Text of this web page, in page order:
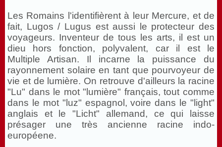
Les Romains l'identifièrent à leur Mercure, et de
fait, Lugos / Lugus est aussi le protecteur des
voyageurs. Inventeur de tous les arts, il est un
dieu hors fonction, polyvalent, car il est le
Multiple Artisan. Il incarne la puissance du
rayonnement solaire en tant que pourvoyeur de
vie et de lumière. On retrouve d'ailleurs la racine
"Lu" dans le mot "lumière" français, tout comme
dans le mot "luz" espagnol, voire dans le "light"
anglais et le "Licht" allemand, ce qui laisse
présager une très ancienne racine indo-
européene.